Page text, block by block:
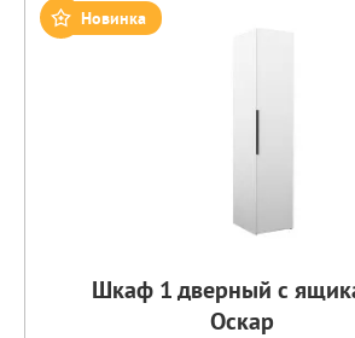
Новинка
Шкаф 1 дверный с
Оскар